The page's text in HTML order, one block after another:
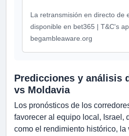
La retransmisión en directo de
disponible en bet365 | T&C's
begambleaware.org
Predicciones y análisis
vs Moldavia
Los pronósticos de los
favorecer al equipo local, Israel,
como el rendimiento histórico, la